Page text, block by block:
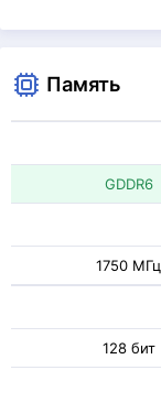
Память
GDDR6
1750 МГц
128 бит